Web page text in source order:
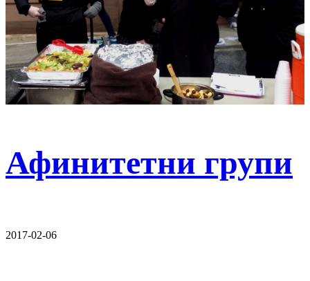
Афинитетни групи
2017-02-06